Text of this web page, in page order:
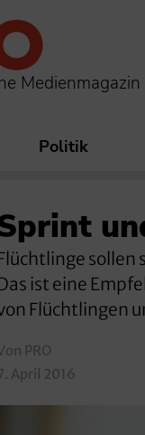
Medienmagazin
Politik
ist eine
Flüchtlingen
PRO
April 2016